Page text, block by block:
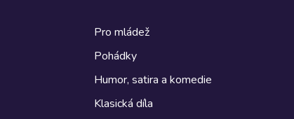
Pro mládež
Pohádky
Humor, satira a komedie
Klasická díla